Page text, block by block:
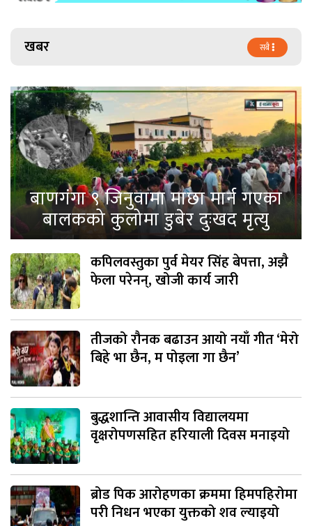
खबर सबै
बाणगंगा ९ जिनुवामा माछा मार्न गएका
बालकको कुलोमा डुबेर दुःखद मृत्यु
कपिलवस्तुका पुर्व मेयर सिंह बेपत्ता, अझै
फेला परेनन्, खोजी कार्य जारी
तीजको रौनक बढाउन आयो नयाँ गीत ‘मेरो
बिहे भा छैन, म पोइला गा छैन’
बुद्धशान्ति आवासीय विद्यालयमा
वृक्षरोपणसहित हरियाली दिवस मनाइयो
ब्रोड पिक आरोहणका क्रममा हिमपहिरोमा
परी निधन भएका युक्तको शव ल्याइयो